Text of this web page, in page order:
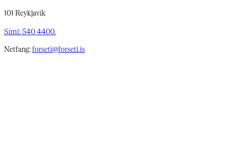
101 Reykjavík
Sími: 540 4400.
Netfang:forseti@forseti.is